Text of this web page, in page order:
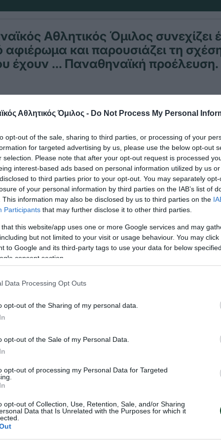
Αθλητικός Όμιλος - Do Not Process My Personal
opt-out of the sale, sharing to third parties, or processing of your
for targeted advertising by us, please use the below opt-out
selection. Please note that after your opt-out request is processed
interest-based ads based on personal information utilized by us
to third parties prior to your opt-out. You may separately
of your personal information by third parties on the IAB’s list of
This information may also be disclosed by us to third parties on the
Participants that may further disclose it to other third parties.
that this website/app uses one or more Google services and may
but not limited to your visit or usage behaviour. You may
to Google and its third-party tags to use your data for below
consent section.
Data Processing Opt Outs
opt-out of the Sharing of my personal data.
opt-out of the Sale of my Personal Data.
opt-out of processing my Personal Data for Targeted
opt-out of Collection, Use, Retention, Sale, and/or Sharing
Data that Is Unrelated with the Purposes for which it
Αθλητικός Όμιλος συνεχίζει
αφιέρωμα και παρουσιάζει τη
έχουν … Παναθηναϊκή προέλευση.
με την ιστορία του Μεσσηνιακού, έδωσαν
με 5-0).
οι «αιώνια πιστοί» που κατοικούν στην
κατέχουν μάλιστα και το ρεκόρ εισιτηρίων του
Συγκεκριμένα στην αναμέτρηση Καλαμάτα-
κόπηκαν 8.323 εισιτήρια.
σύλλογοι διατηρούν θαυμάσια σχέση και
ότι κατά περιόδους έχουν πραγματοποιηθεί
σε επίπεδο παλαιμάχων.
Ελλάδας Βασίλης Μαυροειδής. Σε ό,τι αφορά
να ιδρύθηκε το 1888, ωστόσο, κατά τα
διέθετε μόνο τμήμα στίβου και δεν
χρώμα στις εμφανίσεις του.
οι θρύλοι του Παναθηναϊκού στο βόλεϊ
Παύλος Καραμαρούδης και Σωτήρης Πανταλέων
αντάλλαξαν λάβαρα με τους παράγοντες του
και Σταύρο Χριστόπουλο.